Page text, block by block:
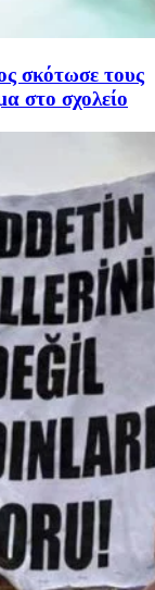
σκότωσε τους
στο σχολείο